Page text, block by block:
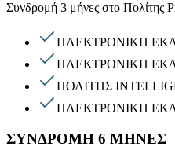
Συνδρομή 3 μήνες στο Πολίτης
ΗΛΕΚΤΡΟΝΙΚΗ
ΗΛΕΚΤΡΟΝΙΚΗ
ΠΟΛΙΤΗΣ
ΗΛΕΚΤΡΟΝΙΚΗ
ΣΥΝΔΡΟΜΗ 6 ΜΗΝΕΣ